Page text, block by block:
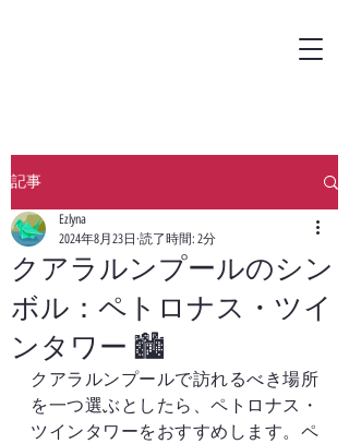
記事
クアラルンプールのシン
ボル：ペトロナス・ツイ
ンタワー 🏙️
Ezlyna
2024年8月23日 読了時間: 2分
クアラルンプールで訪れるべき場所
を一つ選ぶとしたら、ペトロナス・
ツインタワーをおすすめします。ペ